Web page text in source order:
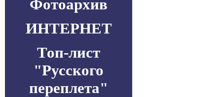
Фотоархив
ИНТЕРНЕТ
Топ-лист
"Русского
переплета"